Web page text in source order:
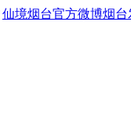
仙境烟台官方微博烟台